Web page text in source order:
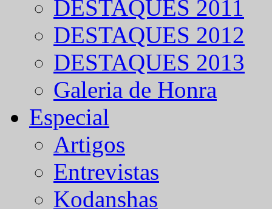
DESTAQUES 2011
DESTAQUES 2012
DESTAQUES 2013
Galeria de Honra
Especial
Artigos
Entrevistas
Kodanshas